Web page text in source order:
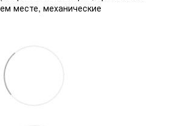
месте, механические